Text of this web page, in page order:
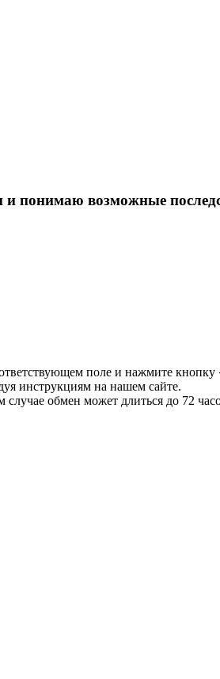
понимаю возможные
поле и нажмите кнопку
инструкциям на нашем сайте.
обмен может длиться до 72